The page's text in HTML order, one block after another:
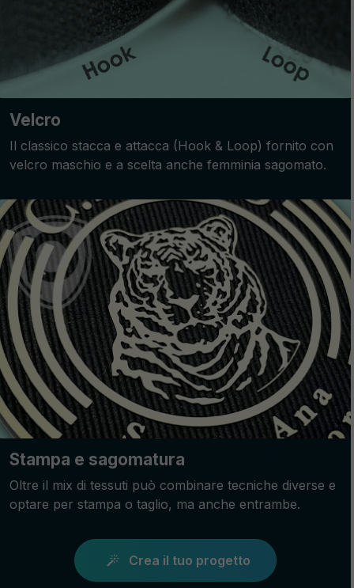
Velcro
Il classico stacca e attacca (Hook & Loop) fornito con
velcro maschio e a scelta anche femminia sagomato.
Stampa e sagomatura
Oltre il mix di tessuti può combinare tecniche diverse e
optare per stampa o taglio, ma anche entrambe.
Crea il tuo progetto